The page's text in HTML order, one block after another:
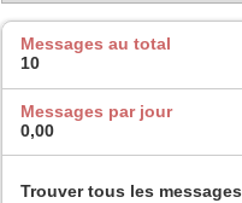
Messages au total
10
Messages par jour
0,00
Trouver tous les messages